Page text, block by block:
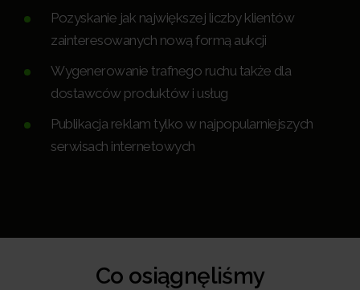
Pozyskanie jak największej liczby klientów
zainteresowanych nową formą aukcji
Wygenerowanie trafnego ruchu także dla
dostawców produktów i usług
Publikacja reklam tylko w najpopularniejszych
serwisach internetowych
Co osiągnęliśmy